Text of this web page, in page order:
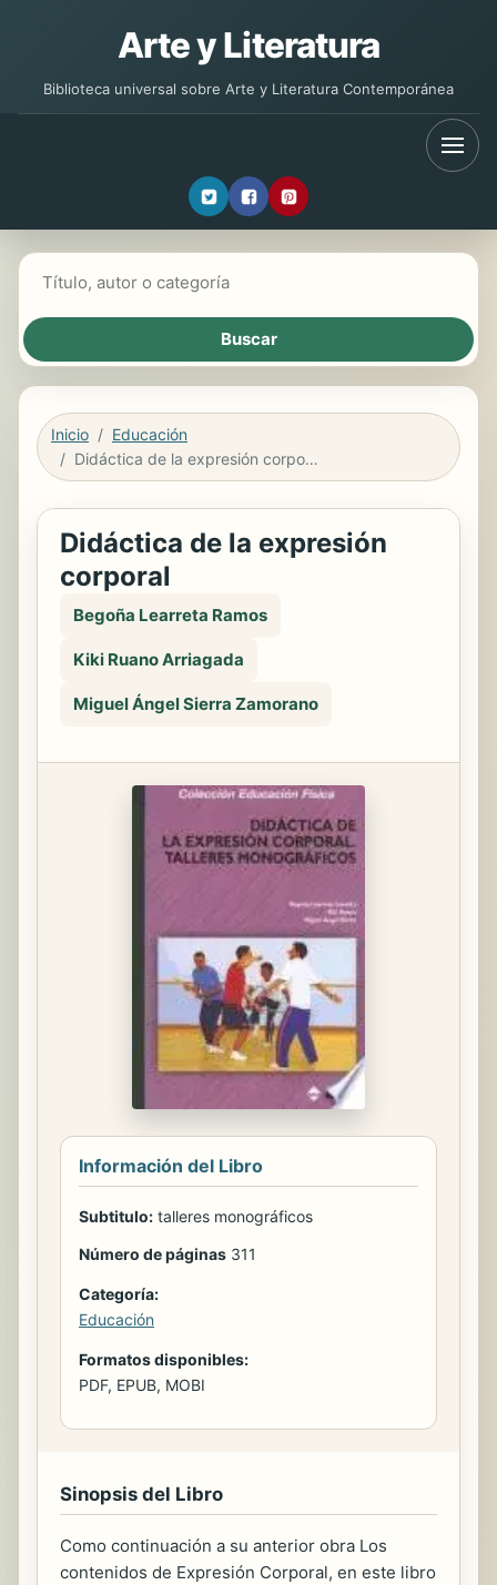
Arte y Literatura
Biblioteca universal sobre Arte y Literatura Contemporánea
Inicio
Educación
Didáctica de la expresión corporal
Didáctica de la expresión
corporal
Begoña Learreta Ramos
Kiki Ruano Arriagada
Miguel Ángel Sierra Zamorano
Información del Libro
Subtitulo: talleres monográficos
Número de páginas 311
Categoría:
Educación
Formatos disponibles:
PDF, EPUB, MOBI
Sinopsis del Libro
Como continuación a su anterior obra Los
contenidos de Expresión Corporal, en este libro